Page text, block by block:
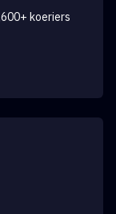
koeriers